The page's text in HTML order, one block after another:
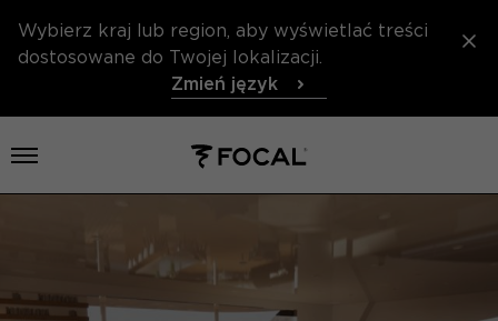
Wybierz kraj lub region, aby wyświetlać treści
dostosowane do Twojej lokalizacji.
Zmień język
Otwórz menu